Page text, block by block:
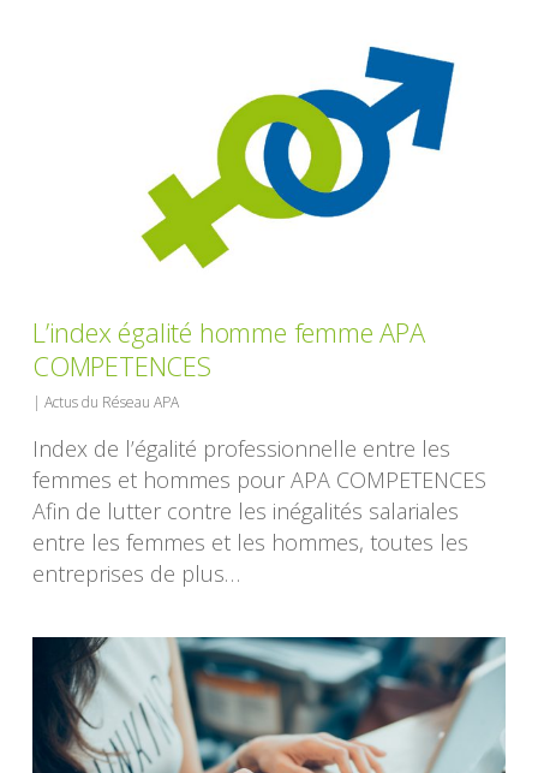
L’index égalité homme femme APA
COMPETENCES
|Actus du Réseau APA
Index de l’égalité professionnelle entre les
femmes et hommes pour APA COMPETENCES
Afin de lutter contre les inégalités salariales
entre les femmes et les hommes, toutes les
entreprises de plus…